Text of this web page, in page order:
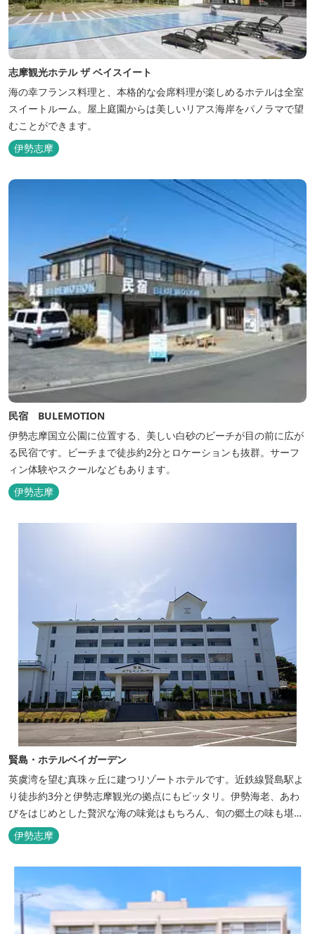
志摩観光ホテル ザ ベイスイート
海の幸フランス料理と、本格的な会席料理が楽しめるホテルは全室
スイートルーム。屋上庭園からは美しいリアス海岸をパノラマで望
むことができます。
伊勢志摩
民宿 BULEMOTION
伊勢志摩国立公園に位置する、美しい白砂のビーチが目の前に広が
る民宿です。ビーチまで徒歩約2分とロケーションも抜群。サーフ
ィン体験やスクールなどもあります。
伊勢志摩
賢島・ホテルベイガーデン
英虞湾を望む真珠ヶ丘に建つリゾートホテルです。近鉄線賢島駅よ
り徒歩約3分と伊勢志摩観光の拠点にもピッタリ。伊勢海老、あわ
びをはじめとした贅沢な海の味覚はもちろん、旬の郷土の味も堪能
できます。
伊勢志摩